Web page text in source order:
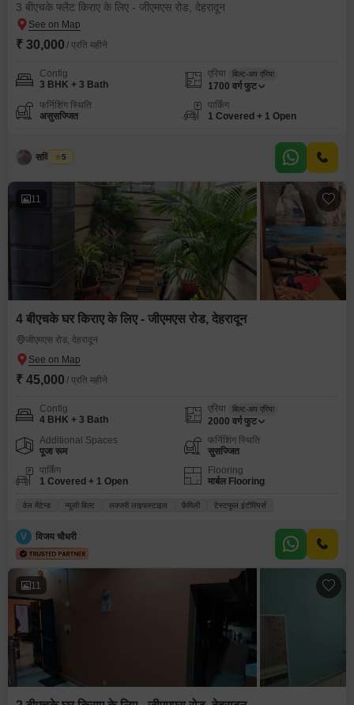
3 बीएचके फ्लैट किराए के लिए - जीएमएस रोड, देहरादून
₹ 30,000 / प्रति महीने
Config
3 BHK + 3 Bath
एरिया बिल्ट-अप एरिया
1700 वर्ग फुट
फर्निशिंग स्थिति
असुसज्जित
पार्किंग
1 Covered + 1 Open
सविंदर सिंह
5
11
4 बीएचके घर किराए के लिए - जीएमएस रोड, देहरादून
जीएमएस रोड, देहरादून
₹ 45,000 / प्रति महीने
Config
4 BHK + 3 Bath
एरिया बिल्ट-अप एरिया
2000 वर्ग फुट
Additional Spaces
पूजा रूम
फर्निशिंग स्थिति
सुसज्जित
पार्किंग
1 Covered + 1 Open
Flooring
मार्बल Flooring
वेल मेंटेन्ड न्यूली बिल्ट लक्जरी लाइफस्टाइल फ़ैमिली टेस्टफुल इंटीरियर्स
V विजय चौधरी
11